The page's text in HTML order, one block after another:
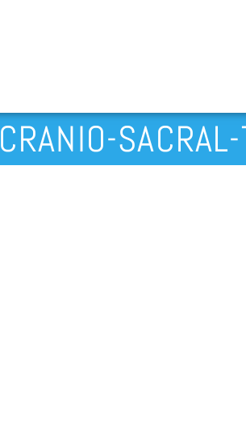
CRANIO-